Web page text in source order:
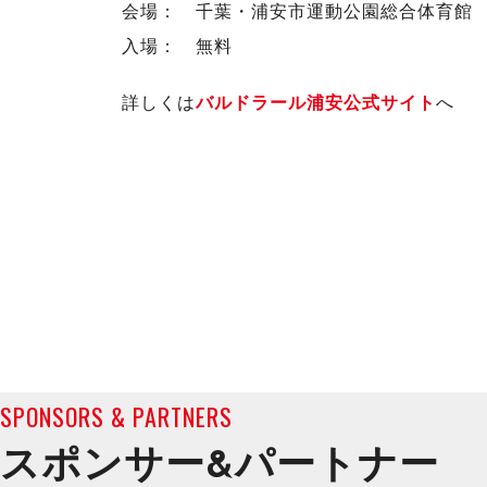
会場： 千葉・浦安市運動公園総合体育館
入場： 無料
詳しくはバルドラール浦安公式サイト へ
SPONSORS & PARTNERS
スポンサー&パートナー